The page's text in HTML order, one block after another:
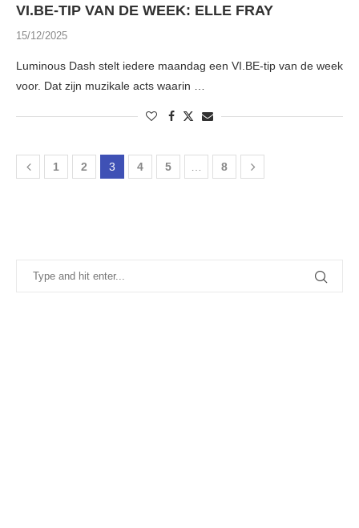
VI.BE-TIP VAN DE WEEK: ELLE FRAY
15/12/2025
Luminous Dash stelt iedere maandag een VI.BE-tip van de week
voor. Dat zijn muzikale acts waarin …
1 2 3 4 5 … 8